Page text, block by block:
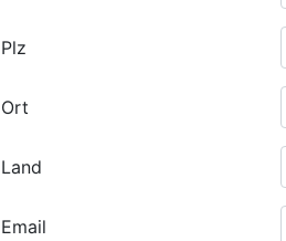
Plz
Ort
Land
Email